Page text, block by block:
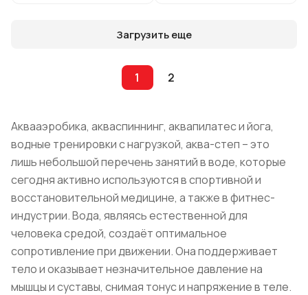
Загрузить еще
1 2
Аквааэробика, акваспиннинг, аквапилатес и йога,
водные тренировки с нагрузкой, аква-степ – это
лишь небольшой перечень занятий в воде, которые
сегодня активно используются в спортивной и
восстановительной медицине, а также в фитнес-
индустрии. Вода, являясь естественной для
человека средой, создаёт оптимальное
сопротивление при движении. Она поддерживает
тело и оказывает незначительное давление на
мышцы и суставы, снимая тонус и напряжение в теле.